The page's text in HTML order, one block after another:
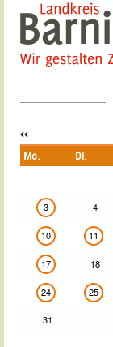
<<
Mo. Di.
3 4
10 11
17 18
24 25
31